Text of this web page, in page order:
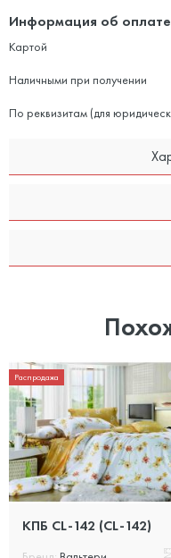
Информация об
Картой
Наличными при получении
По реквизитам (для
Распродажа
КПБ CL-142 (CL-142)